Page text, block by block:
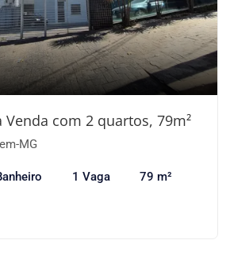
com 2 quartos, 79m²
MG
1 Vaga 79 m²